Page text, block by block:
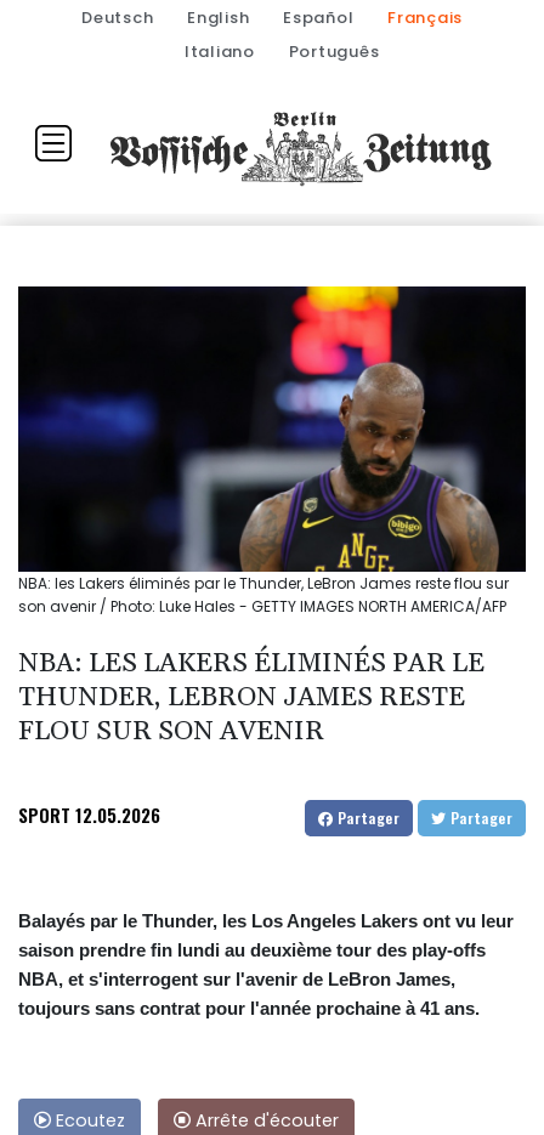
Deutsch English Español
Français
Italiano
Português
NBA: les Lakers éliminés par le Thunder, LeBron James reste flou sur
son avenir / Photo: Luke Hales - GETTY IMAGES NORTH AMERICA/AFP
NBA: LES LAKERS ÉLIMINÉS PAR LE
THUNDER, LEBRON JAMES RESTE
FLOU SUR SON AVENIR
SPORT 12.05.2026 Partager Partager
Balayés par le Thunder, les Los Angeles Lakers ont vu leur
saison prendre fin lundi au deuxième tour des play-offs
NBA, et s'interrogent sur l'avenir de LeBron James,
toujours sans contrat pour l'année prochaine à 41 ans.
Ecoutez Arrête d'écouter